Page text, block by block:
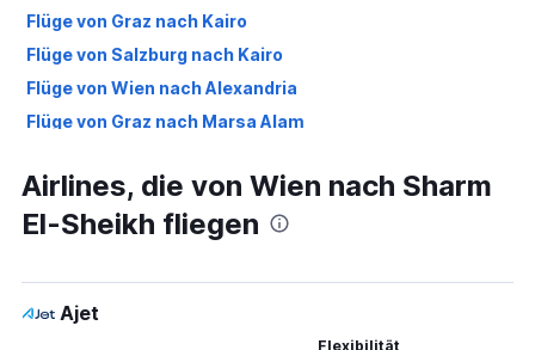
Flüge von Graz nach Kairo
Flüge von Salzburg nach Kairo
Flüge von Wien nach Alexandria
Flüge von Graz nach Marsa Alam
Flüge von Innsbruck nach Kairo
Flüge von Wien nach Assuan
Flüge von Graz nach Sharm El-Sheikh
Flüge von Klagenfurt nach Kairo
Airlines, die von Wien nach Sharm
El-Sheikh fliegen
Ajet
Flexibilität